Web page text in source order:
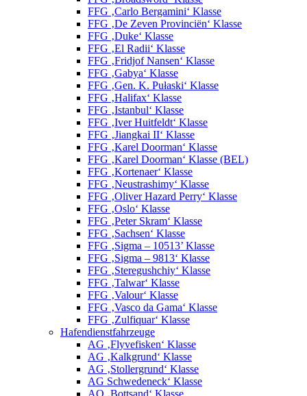
FFG ‚Carlo Bergamini‘ Klasse
FFG ‚De Zeven Provinciën‘ Klasse
FFG ‚Duke‘ Klasse
FFG ‚El Radii‘ Klasse
FFG ‚Fridjof Nansen‘ Klasse
FFG ‚Gabya‘ Klasse
FFG ‚Gen. K. Pułaski‘ Klasse
FFG ‚Halifax‘ Klasse
FFG ‚Istanbul‘ Klasse
FFG ‚Iver Huitfeldt‘ Klasse
FFG ‚Jiangkai II‘ Klasse
FFG ‚Karel Doorman‘ Klasse
FFG ‚Karel Doorman‘ Klasse (BEL)
FFG ‚Kortenaer‘ Klasse
FFG ‚Neustrashimy‘ Klasse
FFG ‚Oliver Hazard Perry‘ Klasse
FFG ‚Oslo‘ Klasse
FFG ‚Peter Skram‘ Klasse
FFG ‚Sachsen‘ Klasse
FFG ‚Sigma – 10513’ Klasse
FFG ‚Sigma – 9813‘ Klasse
FFG ‚Steregushchiy‘ Klasse
FFG ‚Talwar‘ Klasse
FFG ‚Valour‘ Klasse
FFG ‚Vasco da Gama‘ Klasse
FFG ‚Zulfiquar‘ Klasse
Hafendienstfahrzeuge
AG ‚Flyvefisken‘ Klasse
AG ‚Kalkgrund‘ Klasse
AG ‚Stollergrund‘ Klasse
AG Schwedeneck‘ Klasse
AO ‚Bottsand‘ Klasse